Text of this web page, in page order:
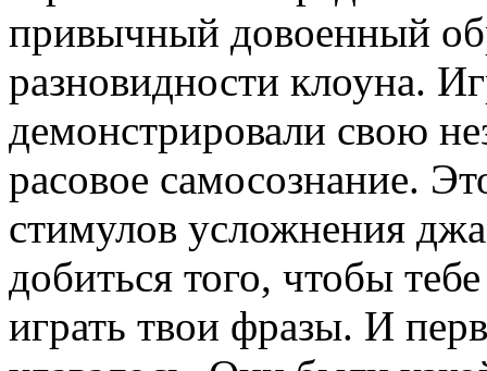
привычный довоенный
разновидности клоуна.
демонстрировали свою
расовое самосознание.
стимулов усложнения
добиться того, чтобы
играть твои фразы. И